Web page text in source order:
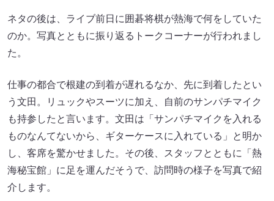
ネタの後は、ライブ前日に囲碁将棋が熱海で何をしていた
のか。写真とともに振り返るトークコーナーが行われまし
た。
仕事の都合で根建の到着が遅れるなか、先に到着したとい
う文田。リュックやスーツに加え、自前のサンパチマイク
も持参したと言います。文田は「サンパチマイクを入れる
ものなんてないから、ギターケースに入れている」と明か
し、客席を驚かせました。その後、スタッフとともに「熱
海秘宝館」に足を運んだそうで、訪問時の様子を写真で紹
介します。